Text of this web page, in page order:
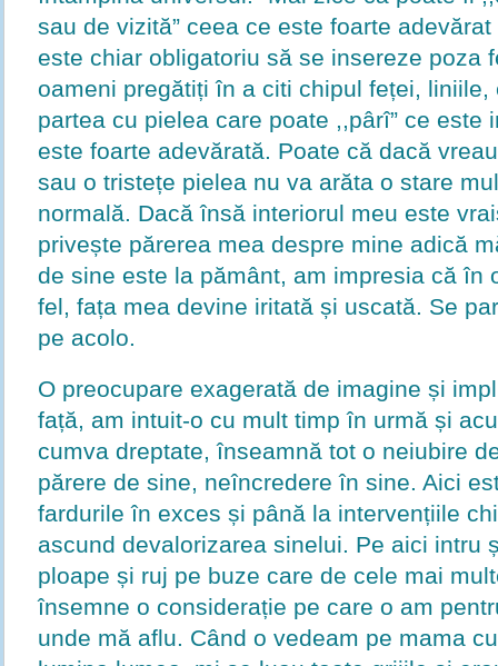
sau de vizită” ceea ce este foarte
este chiar obligatoriu să se insereze poza
oameni pregătiți în a citi chipul feței, liniile,
partea cu pielea care poate ,,pârî” ce este
este foarte adevărată. Poate că dacă
sau o tristețe pielea nu va arăta o stare
normală. Dacă însă interiorul meu este
privește părerea mea despre mine adică
de sine este la pământ, am impresia că în
fel, fața mea devine iritată și uscată. Se
pe acolo.
O preocupare exagerată de imagine și
față, am intuit-o cu mult timp în urmă și
cumva dreptate, înseamnă tot o neiubire
părere de sine, neîncredere în sine. Aici
fardurile în exces și până la intervențiile
ascund devalorizarea sinelui. Pe aici intru
ploape și ruj pe buze care de cele mai
însemne o considerație pe care o am
unde mă aflu. Când o vedeam pe mama